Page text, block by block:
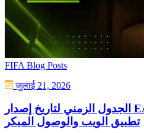
FIFA Blog Posts
जुलाई 21, 2026
الجدول الزمني لتاريخ إصدار EA SPORTS FC 27،
تطبيق الويب والوصول المبكر